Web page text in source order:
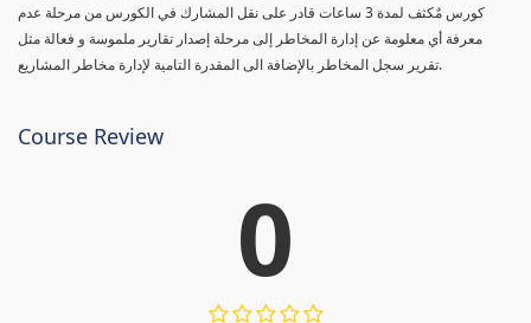
كورس مٌكثف لمدة 3 ساعات قادر على نقل المشارك في الكورس من مرحلة عدم
معرفة أي معلومة عن إدارة المخاطر إلى مرحلة إصدار تقارير ملموسة و فعالة مثل
تقرير سجل المخاطر بالإضافة الى المقدرة التامية لإدارة مخاطر المشاريع.
Course Review
0